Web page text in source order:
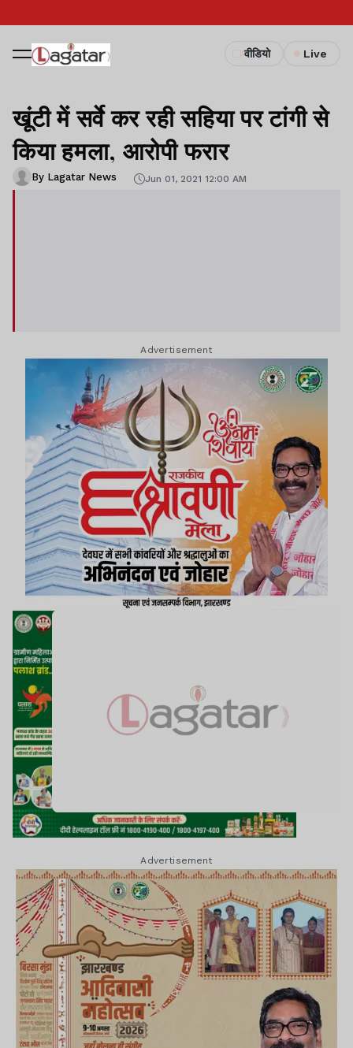
वीडियो Live
खूंटी में सर्वे कर रही सहिया पर टांगी से
किया हमला, आरोपी फरार
By Lagatar News Jun 01, 2021 12:00 AM
Advertisement
Advertisement